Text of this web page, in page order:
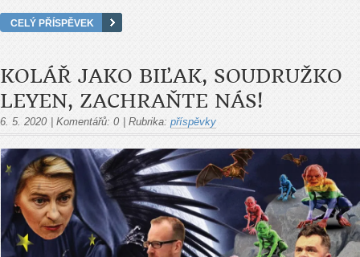
CELÝ PŘÍSPĚVEK
KOLÁŘ JAKO BIĽAK, SOUDRUŽKO
LEYEN, ZACHRAŇTE NÁS!
6. 5. 2020 Komentářů: 0 Rubrika: příspěvky